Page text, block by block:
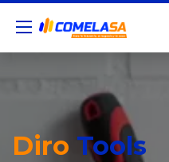
Diro Tools